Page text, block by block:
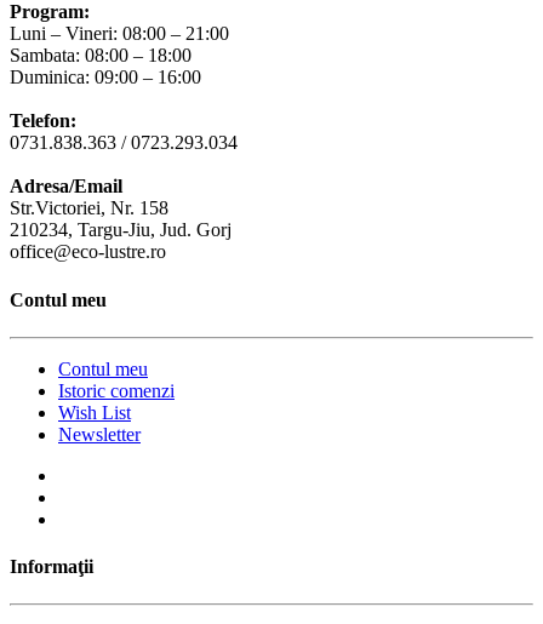
Program:
Luni – Vineri: 08:00 – 21:00
Sambata: 08:00 – 18:00
Duminica: 09:00 – 16:00
Telefon:
0731.838.363 / 0723.293.034
Adresa/Email
Str.Victoriei, Nr. 158
210234, Targu-Jiu, Jud. Gorj
office@eco-lustre.ro
Contul meu
Contul meu
Istoric comenzi
Wish List
Newsletter
Informaţii